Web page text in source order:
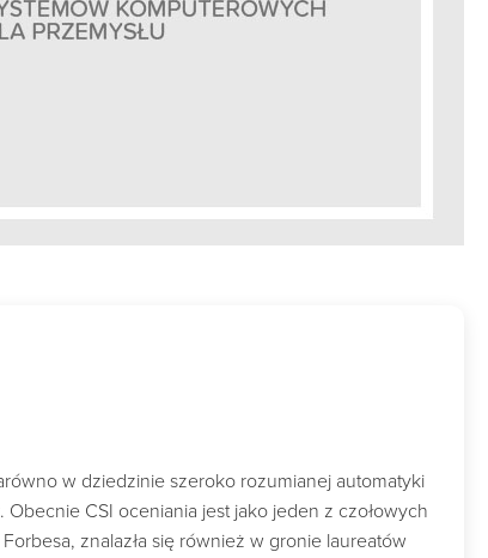
w dziedzinie szeroko rozumianej automatyki
CSI oceniania jest jako jeden z czołowych
znalazła się również w gronie laureatów